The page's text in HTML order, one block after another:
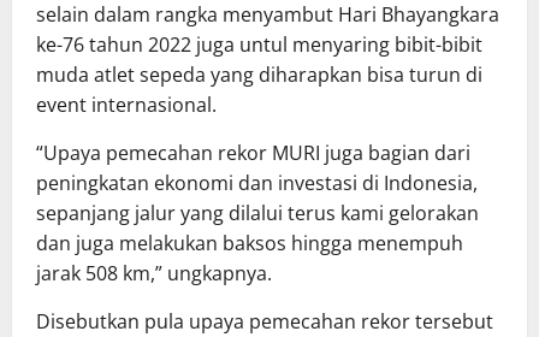
selain dalam rangka menyambut Hari Bhayangkara
ke-76 tahun 2022 juga untul menyaring bibit-bibit
muda atlet sepeda yang diharapkan bisa turun di
event internasional.
“Upaya pemecahan rekor MURI juga bagian dari
peningkatan ekonomi dan investasi di Indonesia,
sepanjang jalur yang dilalui terus kami gelorakan
dan juga melakukan baksos hingga menempuh
jarak 508 km,” ungkapnya.
Disebutkan pula upaya pemecahan rekor tersebut